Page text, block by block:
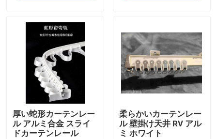
私達について
工場旅行
厚い蛇形カーテンレー
ル アルミ合金 スライ
ドカーテンレール
柔らかいカーテンレー
ル 壁掛け天井 RV アル
ミ ホワイト